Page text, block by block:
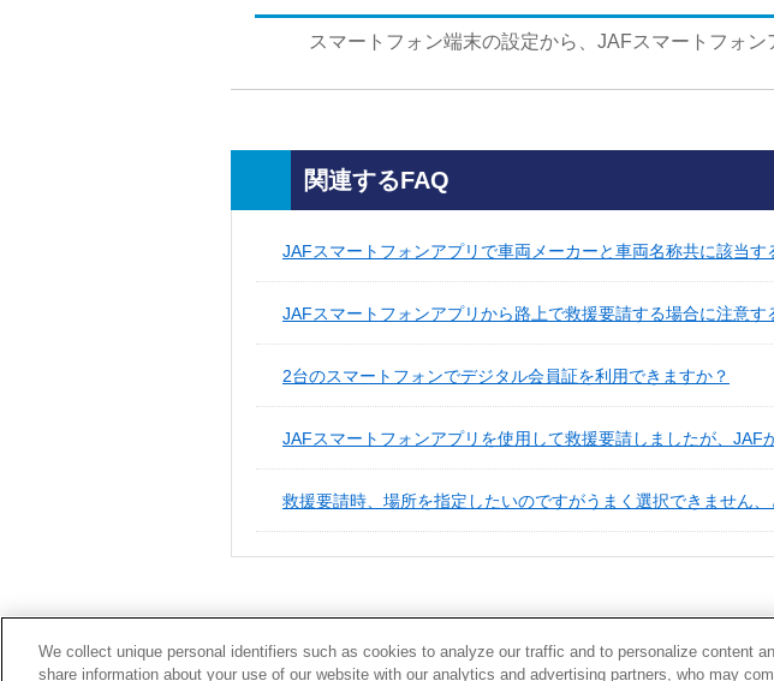
スマートフォン端末の設定から、JAFスマートフォ
関連するFAQ
JAFスマートフォンアプリで車両メーカーと車両名称共に該当す
JAFスマートフォンアプリから路上で救援要請する場合に注意す
2台のスマートフォンでデジタル会員証を利用できますか？
JAFスマートフォンアプリを使用して救援要請しましたが、JAF
救援要請時、場所を指定したいのですがうまく選択できません
We collect unique personal identifiers such as cookies to analyze our traffic and to personalize content
share information about your use of our website with our analytics and advertising partners, who may